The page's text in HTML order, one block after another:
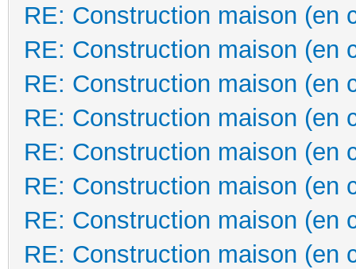
RE: Construction maison (en
RE: Construction maison (en
RE: Construction maison (en
RE: Construction maison (en
RE: Construction maison (en
RE: Construction maison (en
RE: Construction maison (en
RE: Construction maison (en